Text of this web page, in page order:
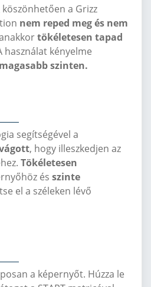
a Grizz
nem reped meg és nem
tökéletesen tapad
használat kényelme
szinten.
segítségével a
, hogy illeszkedjen az
Tökéletesen
és szinte
el a széleken lévő
a képernyőt. Húzza le